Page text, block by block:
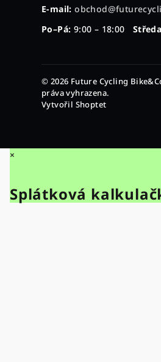
E-mail:
Po–Pá: 9:00 – 18:00
© 2026 Future Cycling
práva vyhrazena.
Vytvořil Shoptet
×
Splátková